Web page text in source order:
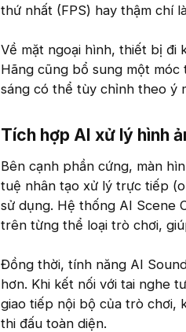
thứ nhất (FPS) hay thậm chí
Về mặt ngoại hình, thiết bị đi
Hãng cũng bổ sung một
sáng có thể tùy chỉnh theo ý
Tích hợp AI xử lý hình
Bên cạnh phần cứng, màn
tuệ nhân tạo xử lý trực tiếp
sử dụng. Hệ thống AI Scene
trên từng thể loại trò chơi,
Đồng thời, tính năng AI
hơn. Khi kết nối với tai nghe
giao tiếp nội bộ của trò chơi,
thi đấu toàn diện.